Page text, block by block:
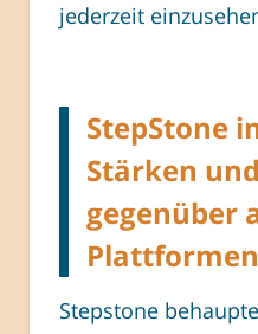
jederzeit
StepStone
Stärken
gegenüber
Plattformen
Stepstone